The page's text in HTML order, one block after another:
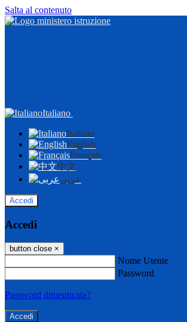
Salta al contenuto
Italiano
Italiano
English
Français
中文
عربى
Accedi
Accedi
button close ×
Nome Utente
Password
Password dimenticata?